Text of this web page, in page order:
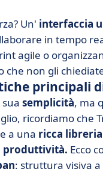
Un' interfaccia
in tempo
agile o
che non gli
principali
semplicità, ma
ricordiamo che
a una ricca
produttività. Ecco
: struttura visiva